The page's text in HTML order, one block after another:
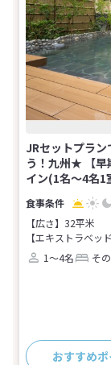
JRセットプラ
う！九州★ 【早
イン(1名～4名1
【広さ】32平米
【エキストラベ
1～4名
そ
おすすめ